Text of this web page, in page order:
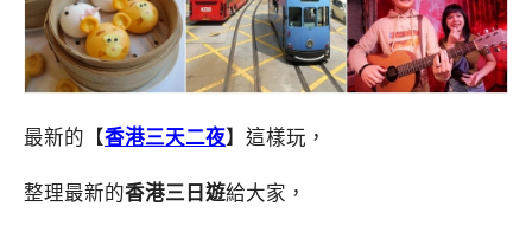
最新的【香港三天二夜】這樣玩，
整理最新的香港三日遊給大家，